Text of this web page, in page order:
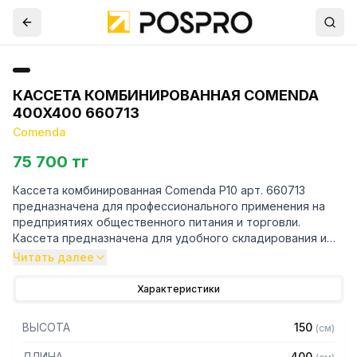
КАССЕТА КОМБИНИРОВАННАЯ COMENDA
400X400 660713
Comenda
75 700 тг
Кассета комбинированная Comenda P10 арт. 660713
предназначена для профессионального применения на
предприятиях общественного питания и торговли.
Кассета предназначена для удобного складирования и
последующей мойки плоских тарелок в посудомоечных
полипропилена, который имеет большую
стандартные размеры: 400х400х150 мм и может
использоваться практически в любых посудомоечных
Читать далее
Характеристики
ВЫСОТА 150 (см)